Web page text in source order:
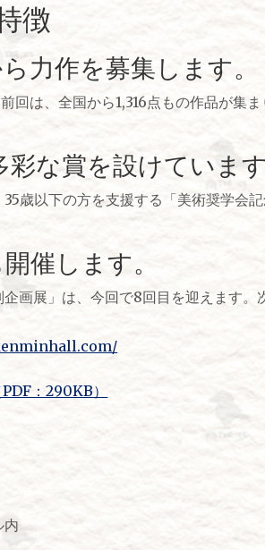
徴
力作を募集します。
回は、全国から1,316点もの作品が集
な賞を設けています
歳以下の方を支援する「美術奨学会
催します。
画展」は、今回で8回目を迎えます。
：290KB）
内